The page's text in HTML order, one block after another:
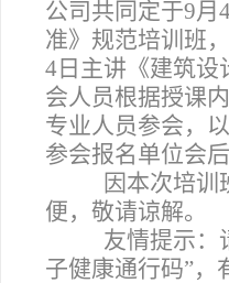
公司共同定于9月
准》规范培训班
4日主讲《建筑设
会人员根据授课
专业人员参会，
参会报名单位会后
因本次培训
便，敬请谅解。
友情提示：
子健康通行码”，